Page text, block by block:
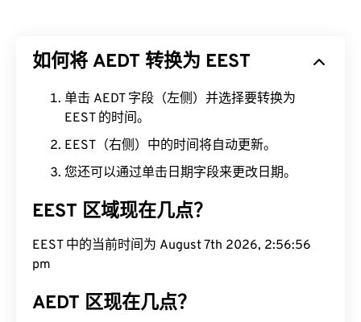
如何将 AEDT 转换为 EEST
单击 AEDT 字段（左侧）并选择要转换为
EEST 的时间。
EEST（右侧）中的时间将自动更新。
您还可以通过单击日期字段来更改日期。
EEST 区域现在几点？
EEST 中的当前时间为 August 7th 2026, 2:56:57
pm
AEDT 区现在几点？